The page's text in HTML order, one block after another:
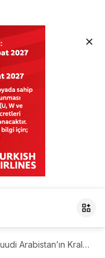
Arabistan’ın Kral